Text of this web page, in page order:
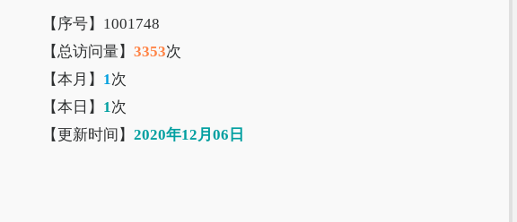
【序号】1001748
【总访问量】 3353次
【本月】 1次
【本日】 1次
【更新时间】 2020年12月06日